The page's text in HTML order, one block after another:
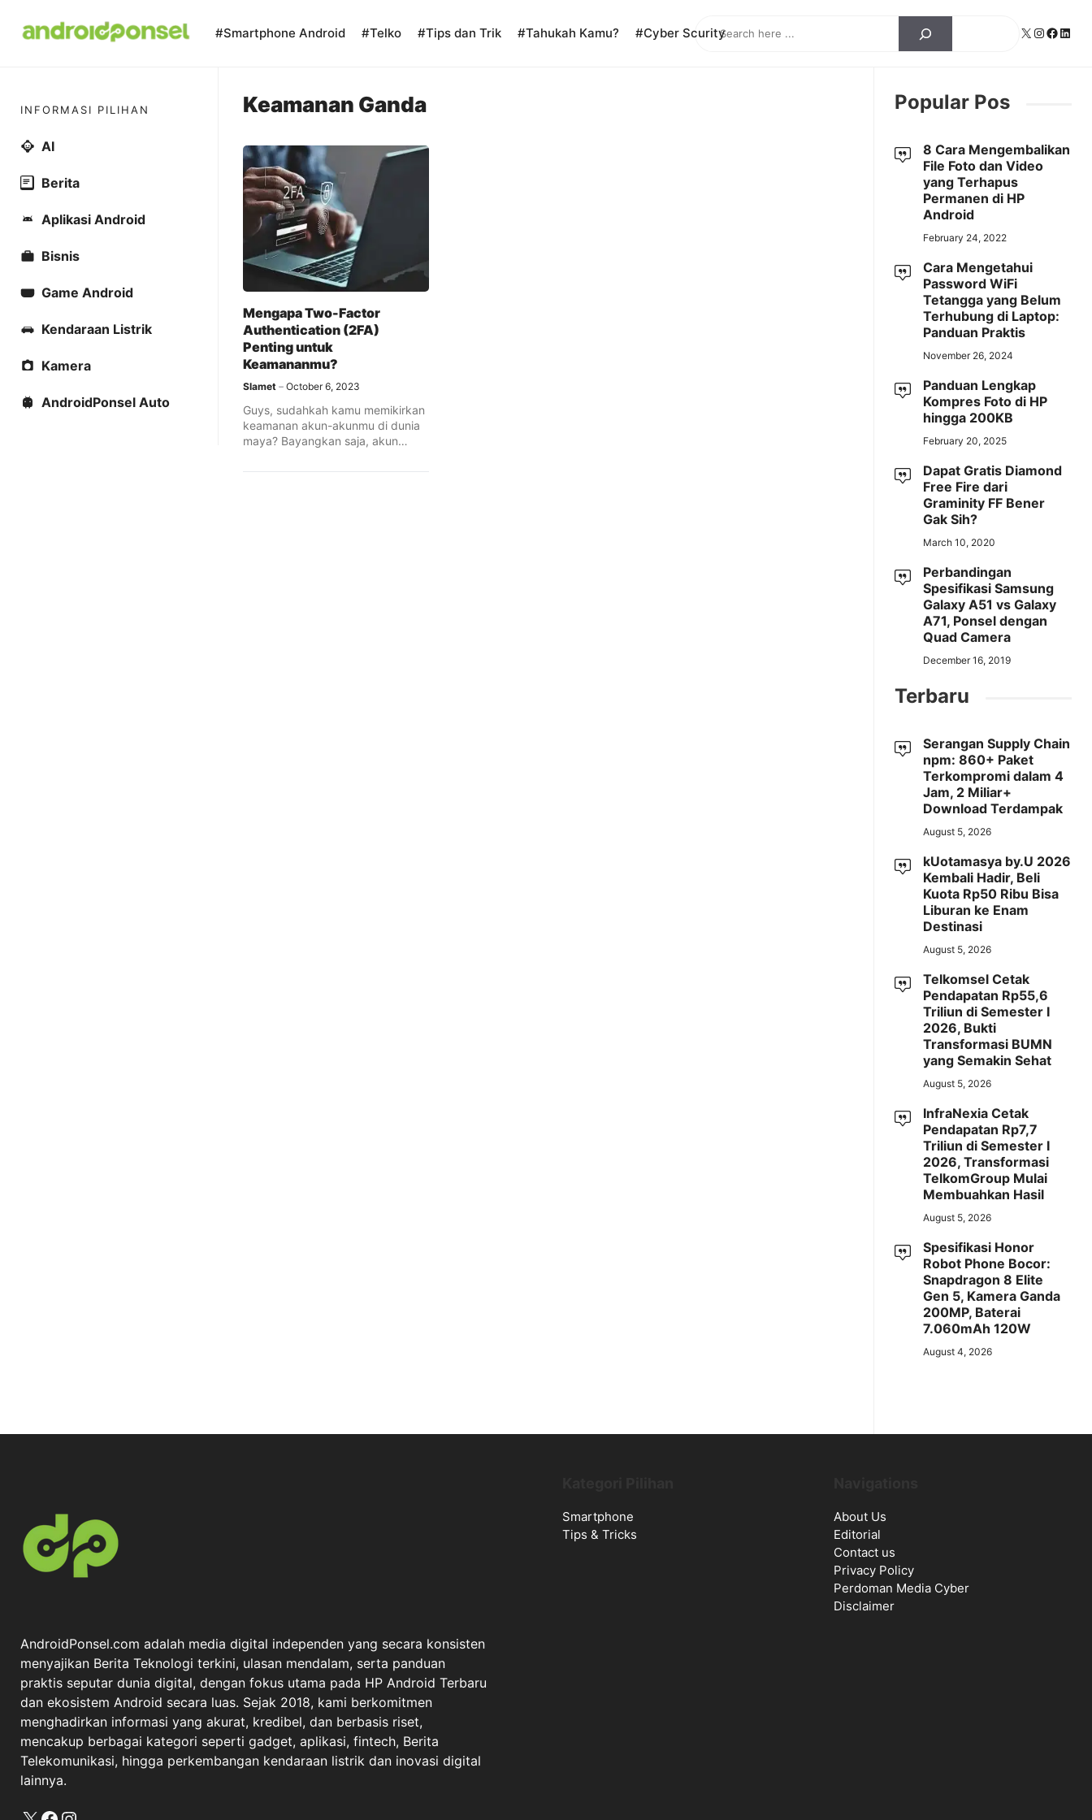
Search X Instagram
#Smartphone Android #Telko #Tips dan Trik #Tahukah Kamu? #Cyber Scurity
Keamanan Ganda
Mengapa Two-Factor
Authentication (2FA)
Penting untuk
Keamananmu?
Slamet October 6, 2023
Guys, sudahkah kamu memikirkan
keamanan akun-akunmu di dunia
maya? Bayangkan saja, akun
INFORMASI PILIHAN
AI
Berita
Aplikasi Android
Bisnis
Game Android
Kendaraan Listrik
Kamera
AndroidPonsel Auto
Popular Pos
8 Cara Mengembalikan
File Foto dan Video
yang Terhapus
Permanen di HP
Android
February 24, 2022
Cara Mengetahui
Password WiFi
Tetangga yang Belum
Terhubung di Laptop:
Panduan Praktis
November 26, 2024
Panduan Lengkap
Kompres Foto di HP
hingga 200KB
February 20, 2025
Dapat Gratis Diamond
Free Fire dari
Graminity FF Bener
Gak Sih?
March 10, 2020
Perbandingan
Spesifikasi Samsung
Galaxy A51 vs Galaxy
A71, Ponsel dengan
Quad Camera
December 16, 2019
Terbaru
Serangan Supply Chain
npm: 860+ Paket
Terkompromi dalam 4
Jam, 2 Miliar+
Download Terdampak
August 5, 2026
kUotamasya by.U 2026
Kembali Hadir, Beli
Kuota Rp50 Ribu Bisa
Liburan ke Enam
Destinasi
August 5, 2026
Telkomsel Cetak
Pendapatan Rp55,6
Triliun di Semester I
2026, Bukti
Transformasi BUMN
yang Semakin Sehat
August 5, 2026
InfraNexia Cetak
Pendapatan Rp7,7
Triliun di Semester I
2026, Transformasi
TelkomGroup Mulai
Membuahkan Hasil
August 5, 2026
Spesifikasi Honor
Robot Phone Bocor:
Snapdragon 8 Elite
Gen 5, Kamera Ganda
200MP, Baterai
7.060mAh 120W
August 4, 2026
AndroidPonsel.com adalah media digital independen yang secara konsisten
menyajikan Berita Teknologi terkini, ulasan mendalam, serta panduan
praktis seputar dunia digital, dengan fokus utama pada HP Android Terbaru
dan ekosistem Android secara luas. Sejak 2018, kami berkomitmen
menghadirkan informasi yang akurat, kredibel, dan berbasis riset,
mencakup berbagai kategori seperti gadget, aplikasi, fintech, Berita
Telekomunikasi, hingga perkembangan kendaraan listrik dan inovasi digital
lainnya.
Smartphone
Tips & Tricks
About Us
Editorial
Contact us
Privacy Policy
Perdoman Media Cyber
Disclaimer